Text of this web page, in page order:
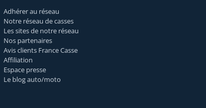
Adhérer au réseau
Notre réseau de casses
Les sites de notre réseau
Nos partenaires
Avis clients France Casse
Affiliation
Espace presse
Le blog auto/moto